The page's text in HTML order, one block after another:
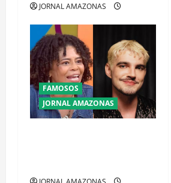
JORNAL AMAZONAS
FAMOSOS
JORNAL AMAZONAS